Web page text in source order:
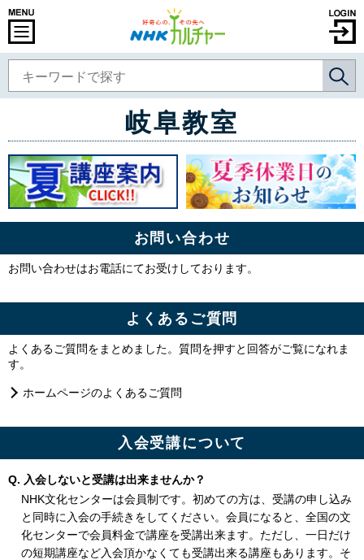
岐阜教室
お問い合わせ
お問い合わせはお電話にてお受けしております。
よくあるご質問
よくあるご質問をまとめました。質問を押すと回答がご覧になれま
す。
ホームページのよくあるご質問
入会受講について
Q. 入会しないと受講は出来ませんか？
NHK文化センターは会員制です。初めての方は、受講の申し込み
と同時に入会の手続きをしてください。会員になると、全国の文
化センターで会員料金で講座を受講出来ます。ただし、一日だけ
の短期講座など入会頂かなくても受講出来る講座もあります。そ